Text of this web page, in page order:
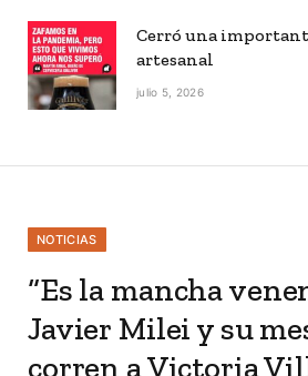
Cerró una
artesanal
julio 5, 2026
NOTICIAS
“Es la mancha
Javier Milei y su
corren a Victoria